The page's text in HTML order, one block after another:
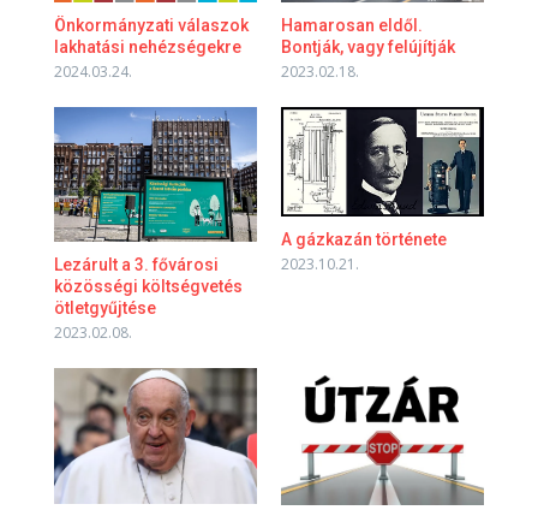
Önkormányzati válaszok
lakhatási nehézségekre
2024.03.24.
Hamarosan eldől.
Bontják, vagy felújítják
2023.02.18.
Lezárult a 3. fővárosi
közösségi költségvetés
ötletgyűjtése
2023.02.08.
A gázkazán története
2023.10.21.